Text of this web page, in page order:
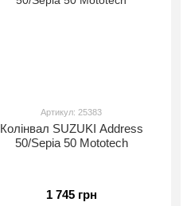
Артикул: 25383
Колінвал SUZUKI Address
50/Sepia 50 Mototech
1 745 грн